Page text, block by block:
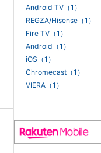
Android TV（1）
REGZA/Hisense（1）
Fire TV（1）
Android（1）
iOS（1）
Chromecast（1）
VIERA（1）